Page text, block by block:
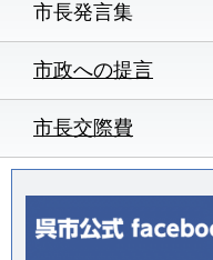
市長発言集
市政への提言
市長交際費